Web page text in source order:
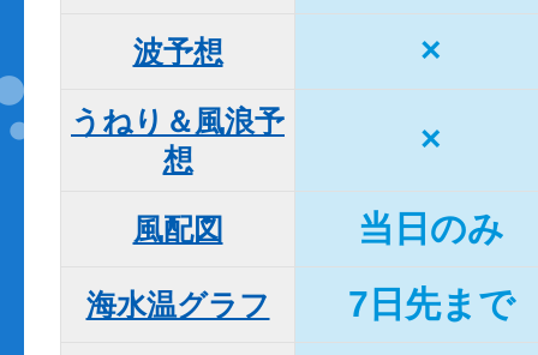
波予想 ×
うねり＆風浪予
想
×
風配図 当日のみ
海水温グラフ 7日先まで